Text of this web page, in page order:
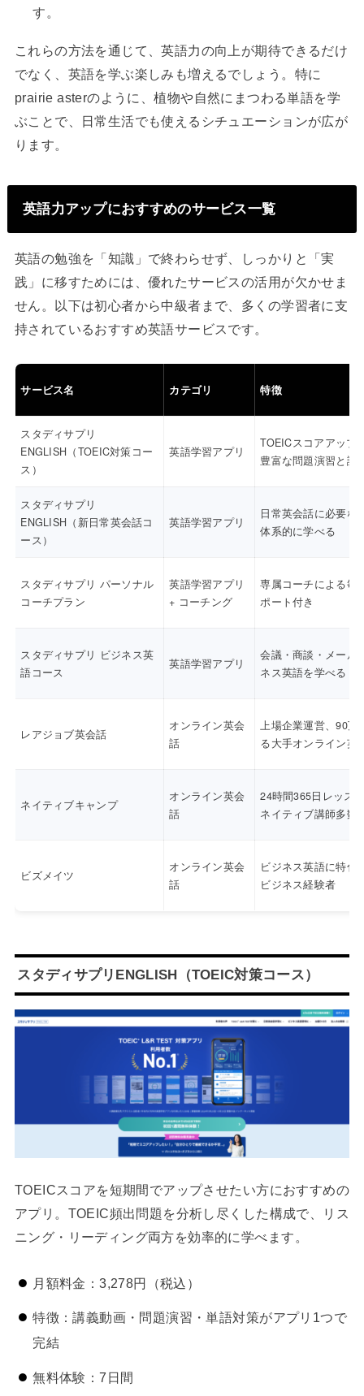
す。
これらの方法を通じて、英語力の向上が期待できるだけ
でなく、英語を学ぶ楽しみも増えるでしょう。特に
prairie asterのように、植物や自然にまつわる単語を学
ぶことで、日常生活でも使えるシチュエーションが広が
ります。
英語力アップにおすすめのサービス一覧
英語の勉強を「知識」で終わらせず、しっかりと「実
践」に移すためには、優れたサービスの活用が欠かせま
せん。以下は初心者から中級者まで、多くの学習者に支
持されているおすすめ英語サービスです。
サービス名 カテゴリ 特徴
スタディサプリ
ENGLISH（TOEIC対策コー
ス）
英語学習アプリ
TOEICスコアアップ
豊富な問題演習と講
スタディサプリ
ENGLISH（新日常英会話コ
ース）
英語学習アプリ
日常英会話に必要な
体系的に学べる
スタディサプリ パーソナル
コーチプラン
英語学習アプリ
+ コーチング
専属コーチによる毎
ポート付き
スタディサプリ ビジネス英
語コース
英語学習アプリ
会議・商談・メール
ネス英語を学べる
レアジョブ英会話
オンライン英会
話
上場企業運営、90万
る大手オンライン英
ネイティブキャンプ
オンライン英会
話
24時間365日レッス
ネイティブ講師多数
ビズメイツ
オンライン英会
話
ビジネス英語に特化
ビジネス経験者
スタディサプリENGLISH（TOEIC対策コース）
TOEICスコアを短期間でアップさせたい方におすすめの
アプリ。TOEIC頻出問題を分析し尽くした構成で、リス
ニング・リーディング両方を効率的に学べます。
月額料金：3,278円（税込）
特徴：講義動画・問題演習・単語対策がアプリ1つで
完結
無料体験：7日間